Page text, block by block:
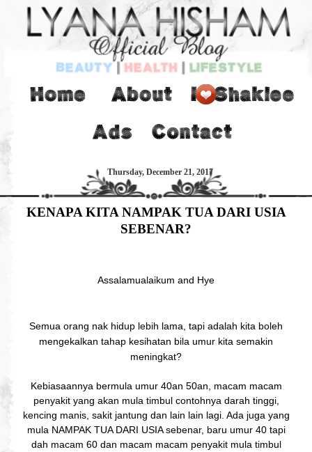
Thursday, December 21, 2017
KENAPA KITA NAMPAK TUA DARI USIA
SEBENAR?
Assalamualaikum and Hye
Semua orang nak hidup lebih lama, tapi adalah kita boleh
mengekalkan tahap kesihatan bila umur kita semakin
meningkat?
Kebiasaannya bermula umur 40an 50an, macam macam
penyakit yang akan mula timbul contohnya darah tinggi,
kencing manis, sakit jantung dan lain lain lagi. Ada juga yang
mula NAMPAK TUA DARI USIA sebenar, baru umur 40 tapi
dah macam 60 dan macam macam penyakit mula timbul